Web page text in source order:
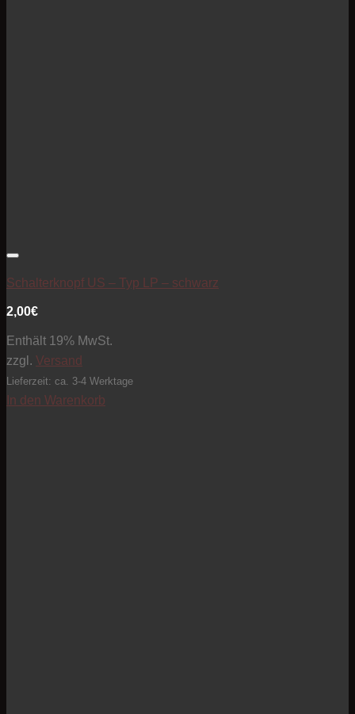
Schalterknopf US – Typ LP – schwarz
2,00€
Enthält 19% MwSt.
zzgl. Versand
Lieferzeit: ca. 3-4 Werktage
In den Warenkorb